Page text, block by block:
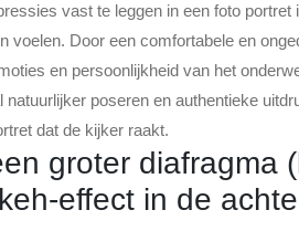
vast te leggen in een foto
voelen. Door een comfortabele en
en persoonlijkheid van het
natuurlijker poseren en authentieke
dat de kijker raakt.
groter diafragma
effect in de